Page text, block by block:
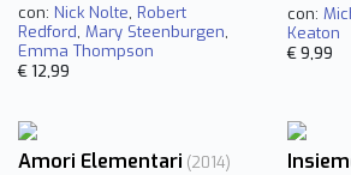
con: Nick Nolte, Robert
Redford, Mary Steenburgen,
Emma Thompson
€ 12,99
con:
Keaton
€ 9,99
Amori Elementari (2014)